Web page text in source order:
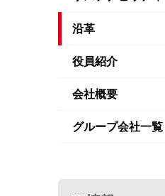
沿革
役員紹介
会社概要
グループ会社一覧